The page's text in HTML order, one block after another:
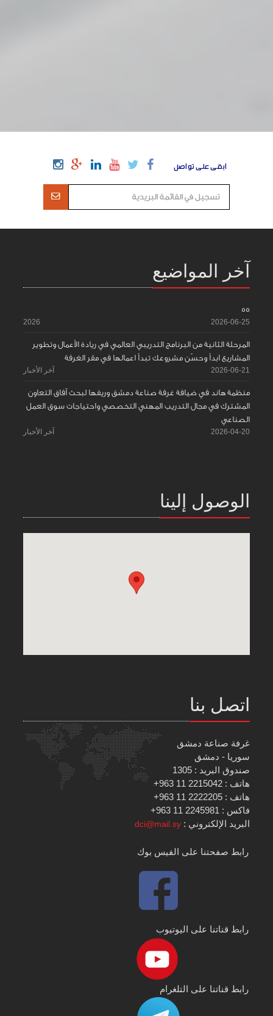
ابقى على تواصل
آخر المواضيع
55
2026-06-25
2026
المرحلة الثانية من البرنامج التدريبي العالمي في ريادة الأعمال وتطوير
المشاريع ابدأ وحسّن مشروعك تبدأ اعمالها في مقر الغرفة
2026-06-21 آخر الأخبار
منظمة هاند في ضيافة غرفة صناعة دمشق وريفها لبحث آفاق التعاون
المشترك في مجال التدريب المهني التخصصي واحتياجات سوق العمل
الصناعي
2026-04-20 آخر الأخبار
الوصول إلينا
اتصل بنا
غرفة صناعة دمشق
سوريا - دمشق
صندوق البريد : 1305
هاتف : 2215042 11 963+
هاتف : 2222205 11 963+
فاكس : 2245981 11 963+
البريد الإلكتروني :dci@mail.sy
رابط صفحتنا على الفيس بوك
رابط قناتنا على اليوتيوب
رابط قناتنا على التلغرام